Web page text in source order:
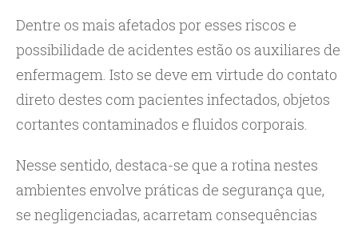
Dentre os mais afetados por esses riscos e
possibilidade de acidentes estão os auxiliares de
enfermagem. Isto se deve em virtude do contato
direto destes com pacientes infectados, objetos
cortantes contaminados e fluidos corporais.
Nesse sentido, destaca-se que a rotina nestes
ambientes envolve práticas de segurança que,
se negligenciadas, acarretam consequências